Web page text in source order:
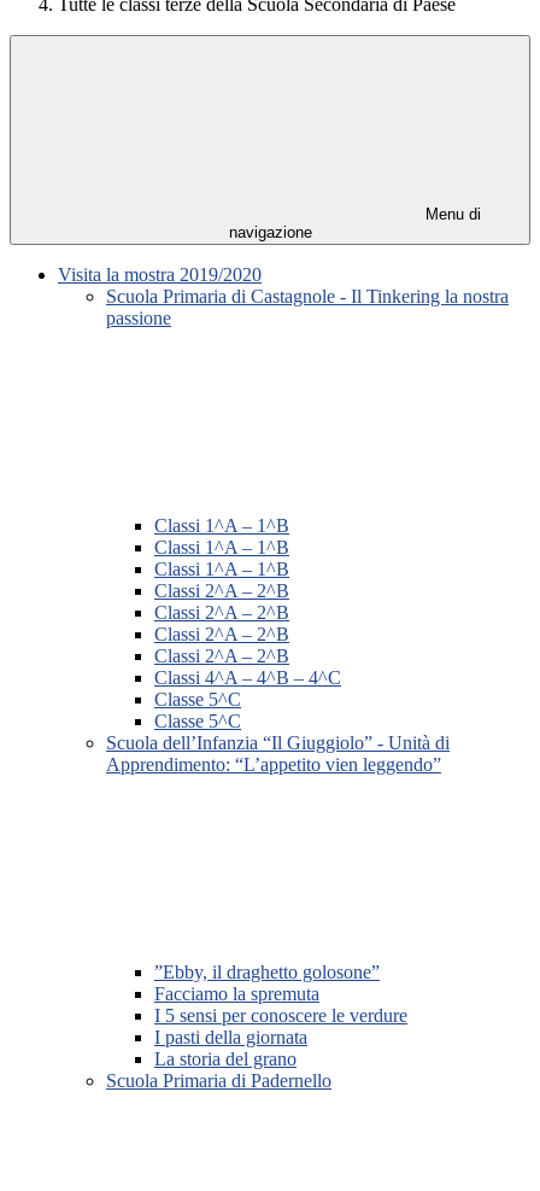
Tutte le classi terze della Scuola Secondaria di Paese
Menu di
navigazione
Visita la mostra 2019/2020
Scuola Primaria di Castagnole - Il Tinkering la nostra
passione
Classi 1^A – 1^B
Classi 1^A – 1^B
Classi 1^A – 1^B
Classi 2^A – 2^B
Classi 2^A – 2^B
Classi 2^A – 2^B
Classi 2^A – 2^B
Classi 4^A – 4^B – 4^C
Classe 5^C
Classe 5^C
Scuola dell’Infanzia “Il Giuggiolo” - Unità di
Apprendimento: “L’appetito vien leggendo”
”Ebby, il draghetto golosone”
Facciamo la spremuta
I 5 sensi per conoscere le verdure
I pasti della giornata
La storia del grano
Scuola Primaria di Padernello